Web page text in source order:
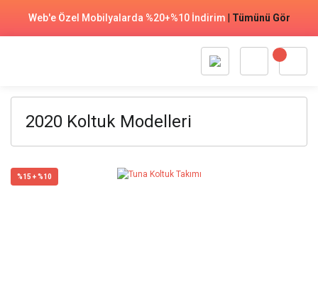
Web'e Özel Mobilyalarda %20+%10 İndirim Tümünü Gör
2020 Koltuk Modelleri
%15 + %10